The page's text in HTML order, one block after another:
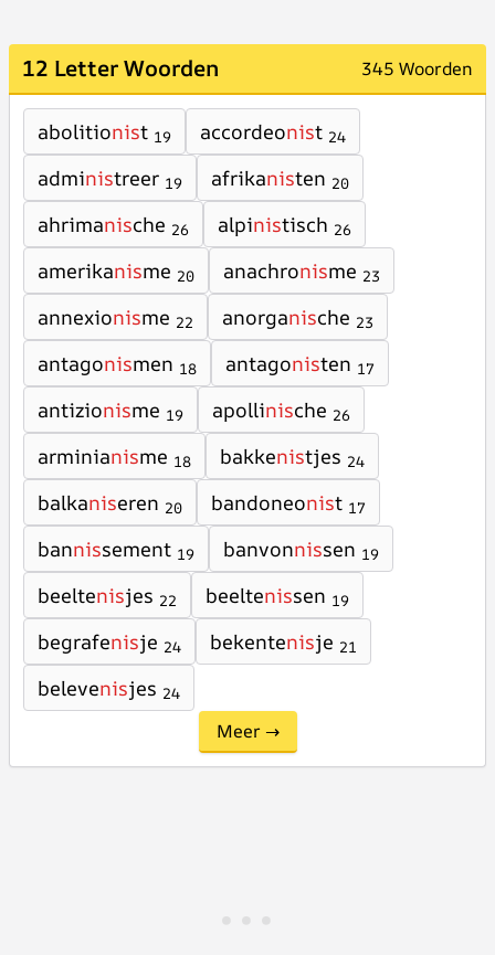
12 Letter Woorden 345 Woorden
abolitionist 19 accordeonist 24
administreer 19 afrikanisten 20
ahrimanische 26 alpinistisch 26
amerikanisme 20 anachronisme 23
annexionisme 22 anorganische 23
antagonismen 18 antagonisten 17
antizionisme 19 apollinische 26
arminianisme 18 bakkenistjes 24
balkaniseren 20 bandoneonist 17
bannissement 19 banvonnissen 19
beeltenisjes 22 beeltenissen 19
begrafenisje 24 bekentenisje 21
belevenisjes 24
Meer →